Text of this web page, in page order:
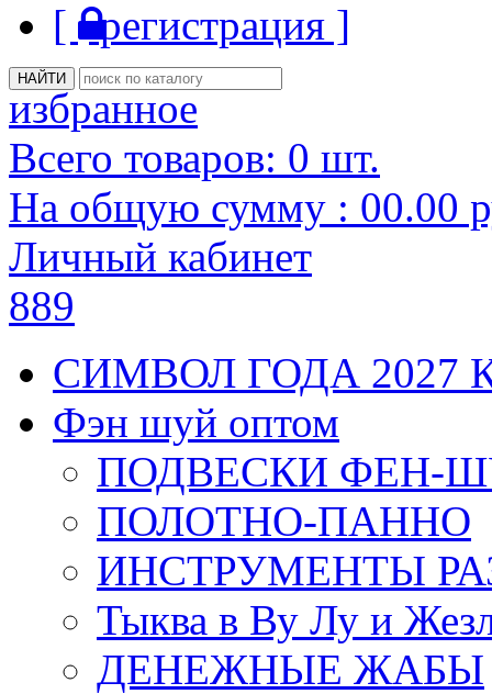
[ регистрация ]
избранное
Всего товаров: 0 шт.
На общую сумму : 00.00
Личный кабинет
889
СИМВОЛ ГОДА 2027
Фэн шуй оптом
ПОДВЕСКИ ФЕН-
ПОЛОТНО-ПАННО
ИНСТРУМЕНТЫ
Тыква в Ву Лу и
ДЕНЕЖНЫЕ ЖАБЫ